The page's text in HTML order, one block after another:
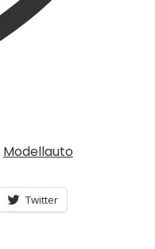
Modellauto
Twitter